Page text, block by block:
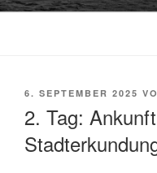
VERÖFFENTLICHT
6. SEPTEMBER 2025
2. Tag: